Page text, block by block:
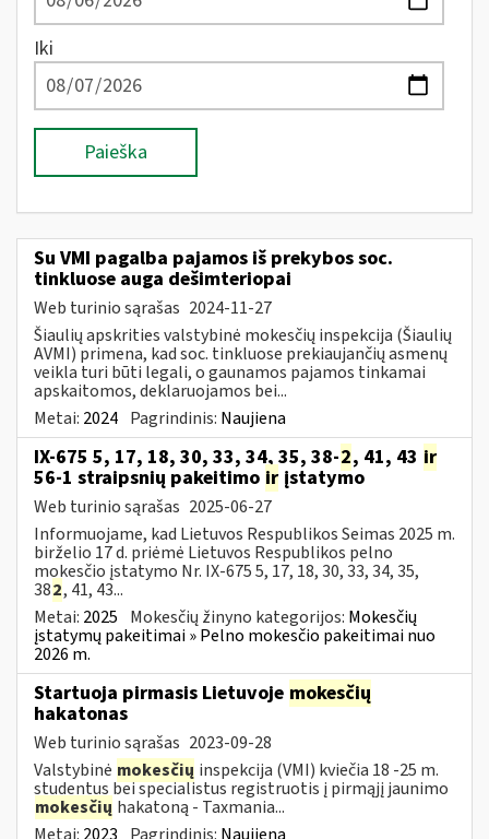
Iki
Paieška
Su VMI pagalba pajamos iš prekybos soc.
tinkluose auga dešimteriopai
Web turinio sąrašas 2024-11-27
Šiaulių apskrities valstybinė mokesčių inspekcija (Šiaulių
AVMI) primena, kad soc. tinkluose prekiaujančių asmenų
veikla turi būti legali, o gaunamos pajamos tinkamai
apskaitomos, deklaruojamos bei...
Metai: 2024 Pagrindinis: Naujiena
IX-675 5, 17, 18, 30, 33, 34, 35, 38-2, 41, 43 ir
56-1 straipsnių pakeitimo ir įstatymo
Web turinio sąrašas 2025-06-27
Informuojame, kad Lietuvos Respublikos Seimas 2025 m.
birželio 17 d. priėmė Lietuvos Respublikos pelno
mokesčio įstatymo Nr. IX-675 5, 17, 18, 30, 33, 34, 35,
382, 41, 43...
Metai: 2025 Mokesčių žinyno kategorijos: Mokesčių
įstatymų pakeitimai » Pelno mokesčio pakeitimai nuo
2026 m.
Startuoja pirmasis Lietuvoje mokesčių
hakatonas
Web turinio sąrašas 2023-09-28
Valstybinė mokesčių inspekcija (VMI) kviečia 18 -25 m.
studentus bei specialistus registruotis į pirmąjį jaunimo
mokesčių hakatoną - Taxmania...
Metai: 2023 Pagrindinis: Naujiena